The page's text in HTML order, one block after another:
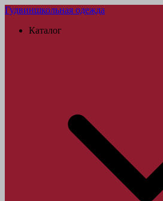
Гудвиншкольная одежда
Каталог